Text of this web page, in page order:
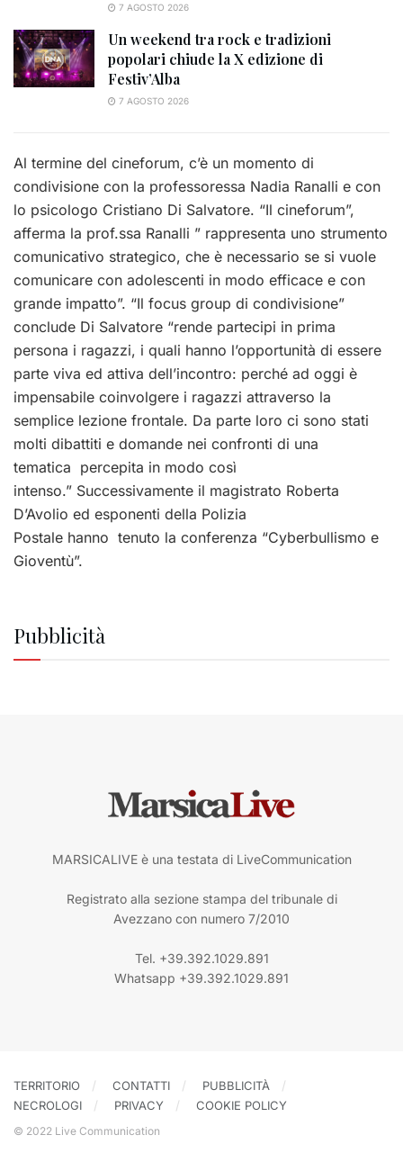
7 AGOSTO 2026
Un weekend tra rock e tradizioni
popolari chiude la X edizione di
Festiv’Alba
7 AGOSTO 2026
Al termine del cineforum, c’è un momento di
condivisione con la professoressa Nadia Ranalli e con
lo psicologo Cristiano Di Salvatore. “Il cineforum”,
afferma la prof.ssa Ranalli ” rappresenta uno strumento
comunicativo strategico, che è necessario se si vuole
comunicare con adolescenti in modo efficace e con
grande impatto”. “Il focus group di condivisione”
conclude Di Salvatore “rende partecipi in prima
persona i ragazzi, i quali hanno l’opportunità di essere
parte viva ed attiva dell’incontro: perché ad oggi è
impensabile coinvolgere i ragazzi attraverso la
semplice lezione frontale. Da parte loro ci sono stati
molti dibattiti e domande nei confronti di una
tematica percepita in modo così
intenso.” Successivamente il magistrato Roberta
D’Avolio ed esponenti della Polizia
Postale hanno tenuto la conferenza “Cyberbullismo e
Gioventù”.
Pubblicità
MARSICALIVE è una testata di LiveCommunication
Registrato alla sezione stampa del tribunale di
Avezzano con numero 7/2010
Tel. +39.392.1029.891
Whatsapp +39.392.1029.891
TERRITORIO CONTATTI
PUBBLICITÀ
NECROLOGI
PRIVACY COOKIE POLICY
© 2022 Live Communication